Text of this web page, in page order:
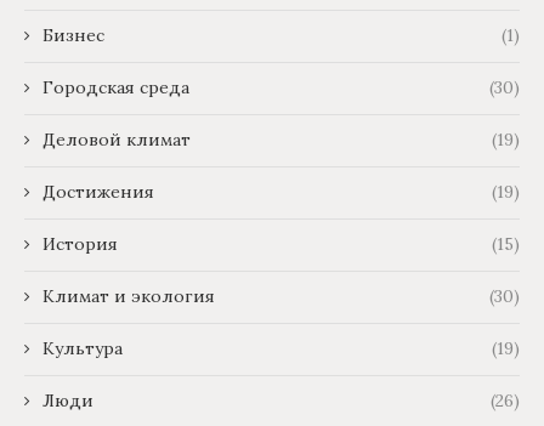
Бизнес (1)
Городская среда (30)
Деловой климат (19)
Достижения (19)
История (15)
Климат и экология (30)
Культура (19)
Люди (26)